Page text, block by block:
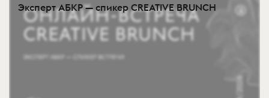
Эксперт АБКР — спикер CREATIVE BRUNCH